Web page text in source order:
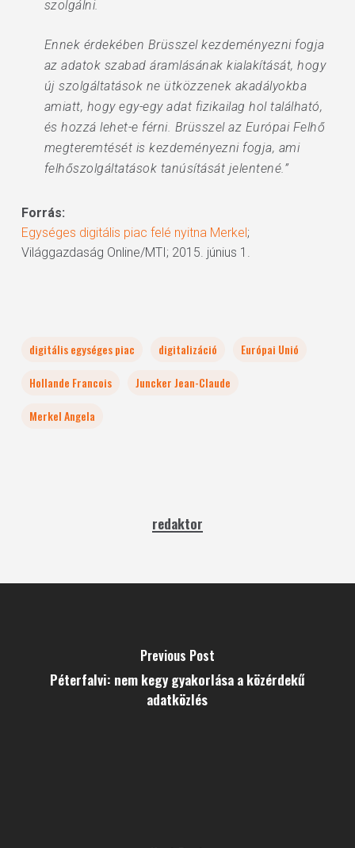
szolgálni.
Ennek érdekében Brüsszel kezdeményezni fogja
az adatok szabad áramlásának kialakítását, hogy
új szolgáltatások ne ütközzenek akadályokba
amiatt, hogy egy-egy adat fizikailag hol található,
és hozzá lehet-e férni. Brüsszel az Európai Felhő
megteremtését is kezdeményezni fogja, ami
felhőszolgáltatások tanúsítását jelentené.”
Forrás:
Egységes digitális piac felé nyitna Merkel;
Világgazdaság Online/MTI; 2015. június 1.
digitális egységes piac digitalizáció
Európai Unió
Hollande Francois
Juncker Jean-Claude
Merkel Angela
redaktor
Previous Post
Péterfalvi: nem kegy gyakorlása a közérdekű
adatközlés